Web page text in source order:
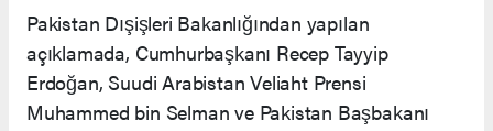
Pakistan Dışişleri Bakanlığından yapılan
açıklamada, Cumhurbaşkanı Recep Tayyip
Erdoğan, Suudi Arabistan Veliaht Prensi
Muhammed bin Selman ve Pakistan Başbakanı